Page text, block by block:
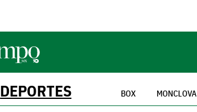
DEPORTES BOX MONCLOVA